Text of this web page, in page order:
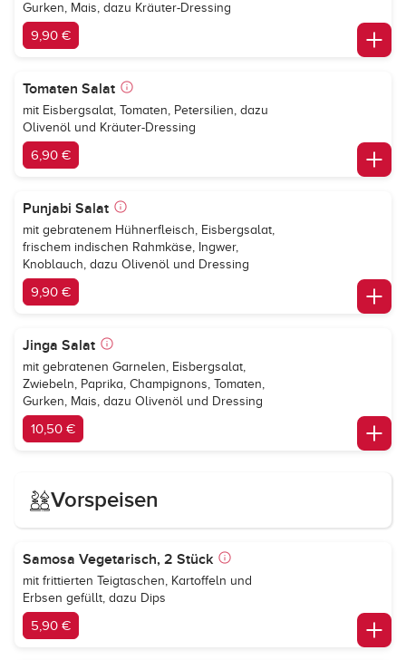
Gurken, Mais, dazu Kräuter-Dressing
9,90 €
Tomaten Salat
mit Eisbergsalat, Tomaten, Petersilien, dazu
Olivenöl und Kräuter-Dressing
6,90 €
Punjabi Salat
mit gebratenem Hühnerfleisch, Eisbergsalat,
frischem indischen Rahmkäse, Ingwer,
Knoblauch, dazu Olivenöl und Dressing
9,90 €
Jinga Salat
mit gebratenen Garnelen, Eisbergsalat,
Zwiebeln, Paprika, Champignons, Tomaten,
Gurken, Mais, dazu Olivenöl und Dressing
10,50 €
Vorspeisen
Samosa Vegetarisch, 2 Stück
mit frittierten Teigtaschen, Kartoffeln und
Erbsen gefüllt, dazu Dips
5,90 €